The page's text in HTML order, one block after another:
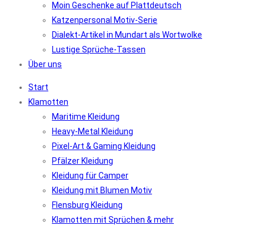
Moin Geschenke auf Plattdeutsch
Katzenpersonal Motiv-Serie
Dialekt-Artikel in Mundart als Wortwolke
Lustige Sprüche-Tassen
Über uns
Start
Klamotten
Maritime Kleidung
Heavy-Metal Kleidung
Pixel-Art & Gaming Kleidung
Pfälzer Kleidung
Kleidung für Camper
Kleidung mit Blumen Motiv
Flensburg Kleidung
Klamotten mit Sprüchen & mehr